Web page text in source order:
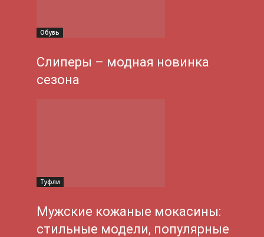
Обувь
Слиперы – модная новинка
сезона
Туфли
Мужские кожаные мокасины:
стильные модели, популярные